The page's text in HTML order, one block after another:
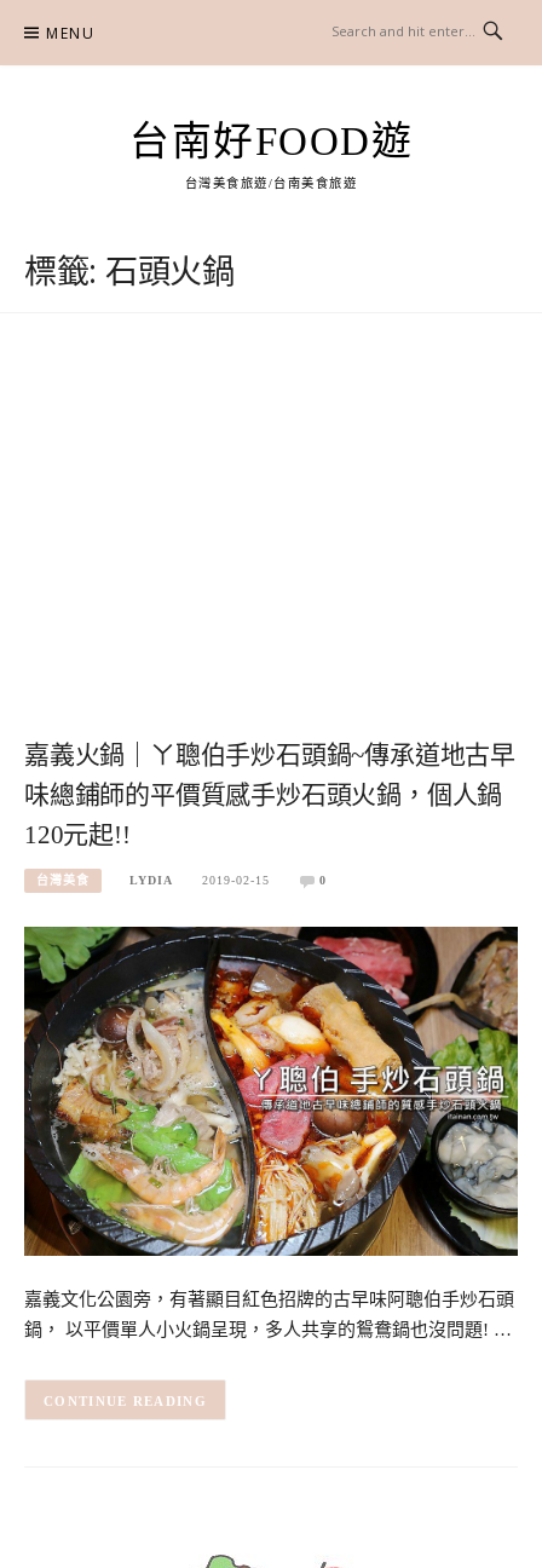
content
MENU
台南好FOOD遊
台灣美食旅遊/台南美食旅遊
標籤: 石頭火鍋
嘉義火鍋｜ㄚ聰伯手炒石頭鍋~傳承道地古早
味總鋪師的平價質感手炒石頭火鍋，個人鍋
120元起!!
台灣美食 LYDIA 2019-02-15 0
嘉義文化公園旁，有著顯目紅色招牌的古早味阿聰伯手炒石頭
鍋， 以平價單人小火鍋呈現，多人共享的鴛鴦鍋也沒問題! …
CONTINUE READING